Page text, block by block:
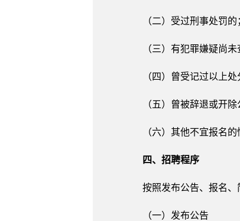
（二）受过刑事处罚的
（三）有犯罪嫌疑尚未
（四）曾受记过以上
（五）曾被辞退或开除
（六）其他不宜报名的
四、招聘程序
按照发布公告、报名、
（一）发布公告